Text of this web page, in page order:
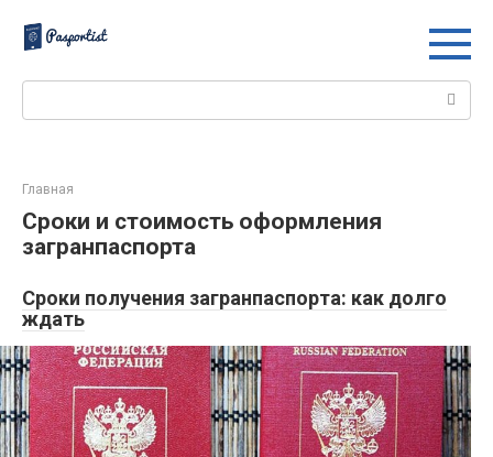
контенту
Главная
Сроки и стоимость оформления
загранпаспорта
Сроки получения загранпаспорта: как долго
ждать